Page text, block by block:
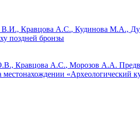
В.И., Кравцова А.С., Кудинова М.А.,
поздней бронзы
Кравцова А.С., Морозов А.А.
местонахождении «Археологический